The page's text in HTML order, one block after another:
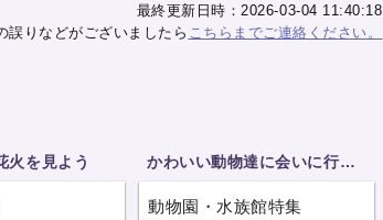
最終更新日時：2026-03-04 11:40:18
誤りなどがございましたら こちらまでご連絡ください。
火を見よう かわいい動物達に会いに行こう
動物園・水族館特集